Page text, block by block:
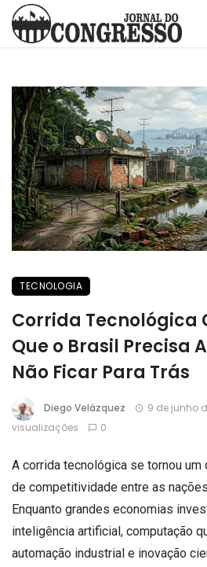
TECNOLOGIA
Corrida Tecnológica
Que o Brasil Precisa
Não Ficar Para Trás
Diego Velázquez 9 de junho
visualizações
0
A corrida tecnológica se tornou
de competitividade entre as
Enquanto grandes economias
inteligência artificial, computação
automação industrial e inovação